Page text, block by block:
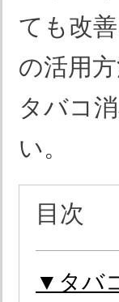
ても改
の活用
タバコ
い。
目次
▼タバ